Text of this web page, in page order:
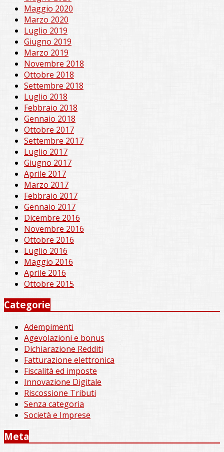
Maggio 2020
Marzo 2020
Luglio 2019
Giugno 2019
Marzo 2019
Novembre 2018
Ottobre 2018
Settembre 2018
Luglio 2018
Febbraio 2018
Gennaio 2018
Ottobre 2017
Settembre 2017
Luglio 2017
Giugno 2017
Aprile 2017
Marzo 2017
Febbraio 2017
Gennaio 2017
Dicembre 2016
Novembre 2016
Ottobre 2016
Luglio 2016
Maggio 2016
Aprile 2016
Ottobre 2015
Categorie
Adempimenti
Agevolazioni e bonus
Dichiarazione Redditi
Fatturazione elettronica
Fiscalità ed imposte
Innovazione Digitale
Riscossione Tributi
Senza categoria
Società e Imprese
Meta